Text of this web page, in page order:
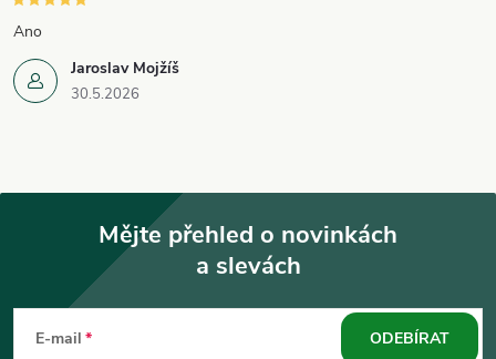
Jaroslav Mojžíš
30.5.2026
Ano
Mějte přehled o novinkách
a slevách
E-mail ODEBÍRAT